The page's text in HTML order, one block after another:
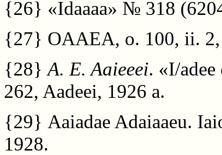
{26} «Idaaaa» № 318
{27} OAAEA, o. 100, ii. 2,
{28} A. E. Aaieeei. «I/
262, Aadeei, 1926 a.
{29} Aaiadae Adaiaaeu.
1928.